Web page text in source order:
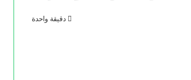
دقيقة واحدة